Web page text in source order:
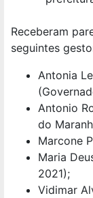
Receberam
seguintes
Antonia
Antonio
do
Marcone
Maria
2021);
Vidimar